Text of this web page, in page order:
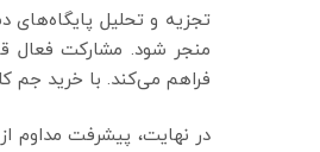
تجزیه و تحلیل پایگاه‌های
منجر شود. مشارکت فعال
فراهم می‌کند. با خرید جم
در نهایت، پیشرفت مداوم